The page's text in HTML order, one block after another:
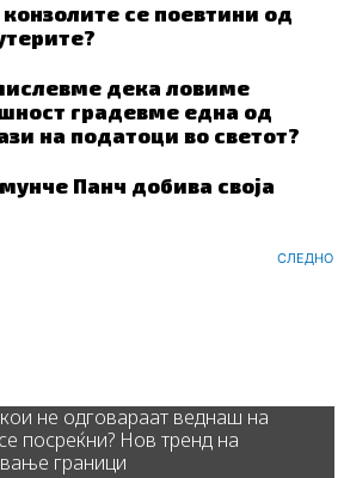
се поевтини од
дека ловиме
градевме една од
на податоци во светот?
Панч добива своја
СЛЕДНО
не одговараат веднаш на
посреќни? Нов тренд на
граници